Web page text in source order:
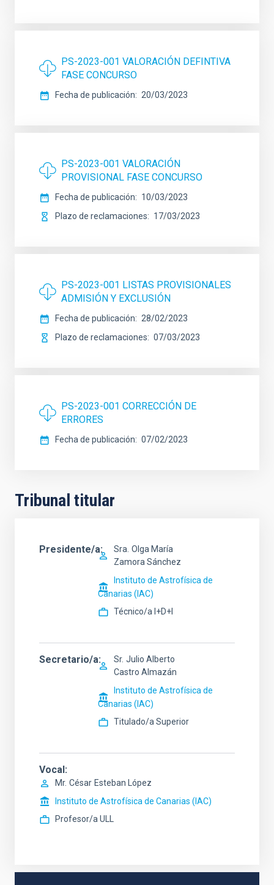
PS-2023-001 VALORACIÓN DEFINTIVA
FASE CONCURSO
Fecha de publicación 20/03/2023
PS-2023-001 VALORACIÓN
PROVISIONAL FASE CONCURSO
Fecha de publicación
10/03/2023
Plazo de reclamaciones
17/03/2023
PS-2023-001 LISTAS PROVISIONALES
ADMISIÓN Y EXCLUSIÓN
Fecha de publicación
28/02/2023
Plazo de reclamaciones
07/03/2023
PS-2023-001 CORRECCIÓN DE
ERRORES
Fecha de publicación 07/02/2023
Tribunal titular
Presidente/a Sra. Olga María
Zamora Sánchez
Instituto de Astrofísica de
Canarias (IAC)
Técnico/a I+D+I
Secretario/a Sr. Julio Alberto
Castro Almazán
Instituto de Astrofísica de
Canarias (IAC)
Titulado/a Superior
Vocal
Mr. César Esteban López
Instituto de Astrofísica de Canarias (IAC)
Profesor/a ULL